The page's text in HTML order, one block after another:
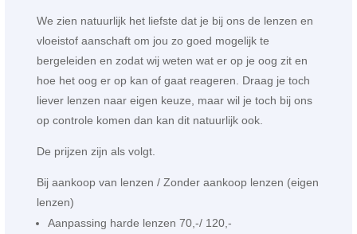
We zien natuurlijk het liefste dat je bij ons de lenzen en
vloeistof aanschaft om jou zo goed mogelijk te
bergeleiden en zodat wij weten wat er op je oog zit en
hoe het oog er op kan of gaat reageren. Draag je toch
liever lenzen naar eigen keuze, maar wil je toch bij ons
op controle komen dan kan dit natuurlijk ook.
De prijzen zijn als volgt.
Bij aankoop van lenzen / Zonder aankoop lenzen (eigen
lenzen)
Aanpassing harde lenzen 70,-/ 120,-